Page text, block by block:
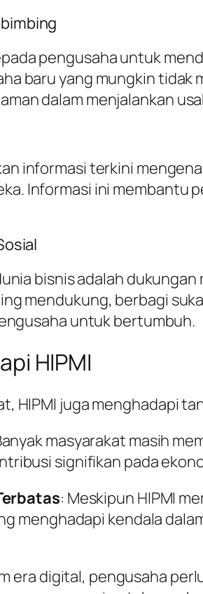
pengusaha untuk
baru yang mungkin
dalam menjalankan
informasi terkini
Informasi ini
bisnis adalah
mendukung, berbagi
untuk bertumbuh.
HIPMI
HIPMI juga menghadapi
masyarakat masih
signifikan pada
: Meskipun HIPMI
menghadapi kendala
era digital, pengusaha